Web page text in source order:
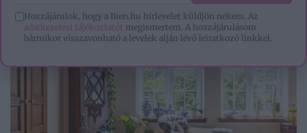
Hozzájárulok, hogy a Bien.hu hírlevelet küldjön nekem. Az
adatkezelési tájékoztatót megismertem. A hozzájárulásom
bármikor visszavonható a levelek alján lévő leiratkozó linkkel.